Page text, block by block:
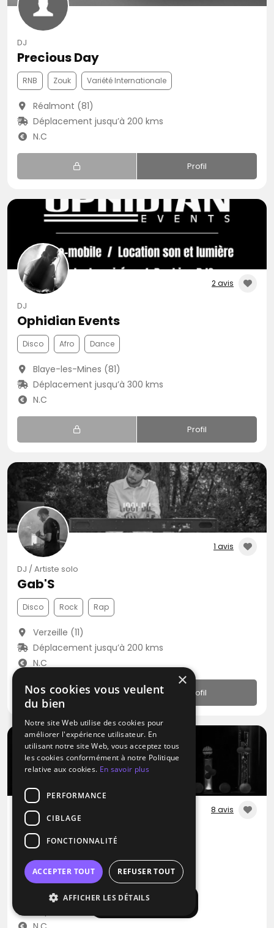
Afficher la carte
DJ
Precious Day
RNB Zouk Variété Internationale
Réalmont (81)
Déplacement jusqu’à 200 kms
N.C
Profil
2 avis
DJ
Ophidian Events
Disco Afro Dance
Blaye-les-Mines (81)
Déplacement jusqu’à 300 kms
N.C
Profil
1 avis
DJ / Artiste solo
Gab'S
Disco Rock Rap
Verzeille (11)
Déplacement jusqu’à 200 kms
N.C
Profil
8 avis
DJ
Prestige Event France
Disco RNB Variété Internationale
Nérac (47)
×
Nos cookies vous veulent
du bien
Notre site Web utilise des cookies pour
améliorer l'expérience utilisateur. En
utilisant notre site Web, vous acceptez tous
les cookies conformément à notre Politique
relative aux cookies. En savoir plus
PERFORMANCE
CIBLAGE
FONCTIONNALITÉ
ACCEPTER TOUT REFUSER TOUT
AFFICHER LES DÉTAILS